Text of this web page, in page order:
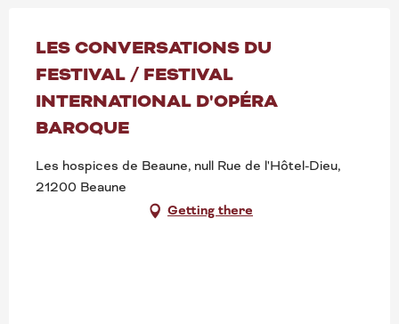
LES CONVERSATIONS DU
FESTIVAL / FESTIVAL
INTERNATIONAL D'OPÉRA
BAROQUE
Les hospices de Beaune, null Rue de l'Hôtel-Dieu,
21200 Beaune
Getting there